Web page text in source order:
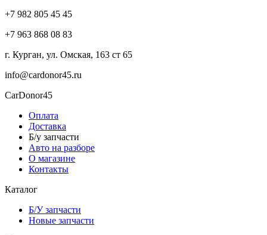
+7 982 805 45 45
+7 963 868 08 83
г. Курган, ул. Омская, 163 ст 65
info@cardonor45.ru
CarDonor45
Оплата
Доставка
Б/у запчасти
Авто на разборе
О магазине
Контакты
Каталог
Б/У запчасти
Новые запчасти